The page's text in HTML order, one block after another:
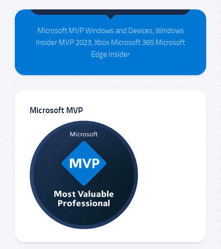
Maison da Silva
Microsoft MVP Windows and Devices, Windows
Insider MVP 2023, Xbox Microsoft 365 Microsoft
Edge Insider
Microsoft MVP